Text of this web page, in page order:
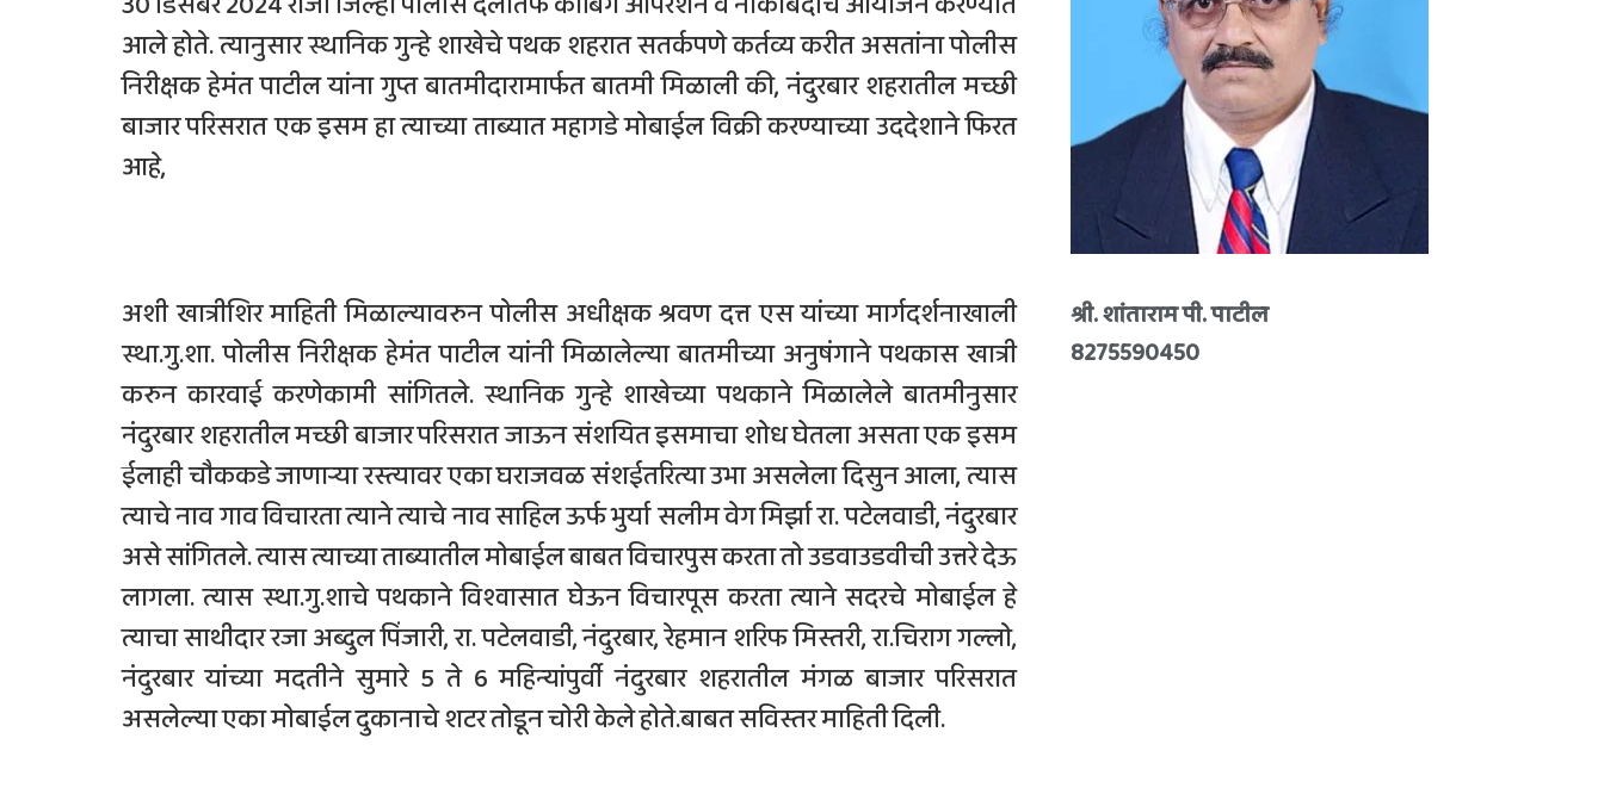
आले होते. त्यानुसार स्थानिक गुन्हे शाखेचे पथक शहरात सतर्कपणे कर्तव्य करीत असतांना पोलीस
निरीक्षक हेमंत पाटील यांना गुप्त बातमीदारामार्फत बातमी मिळाली की, नंदुरबार शहरातील मच्छी
बाजार परिसरात एक इसम हा त्याच्या ताब्यात महागडे मोबाईल विक्री करण्याच्या उददेशाने फिरत
आहे,
अशी खात्रीशिर माहिती मिळाल्यावरुन पोलीस अधीक्षक श्रवण दत्त एस यांच्या मार्गदर्शनाखाली
स्था.गु.शा. पोलीस निरीक्षक हेमंत पाटील यांनी मिळालेल्या बातमीच्या अनुषंगाने पथकास खात्री
करुन कारवाई करणेकामी सांगितले. स्थानिक गुन्हे शाखेच्या पथकाने मिळालेले बातमीनुसार
नंदुरबार शहरातील मच्छी बाजार परिसरात जाऊन संशयित इसमाचा शोध घेतला असता एक इसम
ईलाही चौककडे जाणाऱ्या रस्त्यावर एका घराजवळ संशईतरित्या उभा असलेला दिसुन आला, त्यास
त्याचे नाव गाव विचारता त्याने त्याचे नाव साहिल ऊर्फ भुर्या सलीम वेग मिर्झा रा. पटेलवाडी, नंदुरबार
असे सांगितले. त्यास त्याच्या ताब्यातील मोबाईल बाबत विचारपुस करता तो उडवाउडवीची उत्तरे देऊ
लागला. त्यास स्था.गु.शाचे पथकाने विश्वासात घेऊन विचारपूस करता त्याने सदरचे मोबाईल हे
त्याचा साथीदार रजा अब्दुल पिंजारी, रा. पटेलवाडी, नंदुरबार, रेहमान शरिफ मिस्तरी, रा.चिराग गल्लो,
नंदुरबार यांच्या मदतीने सुमारे 5 ते 6 महिन्यांपुर्वी नंदुरबार शहरातील मंगळ बाजार परिसरात
असलेल्या एका मोबाईल दुकानाचे शटर तोडून चोरी केले होते.बाबत सविस्तर माहिती दिली.
श्री. शांताराम पी. पाटील
8275590450